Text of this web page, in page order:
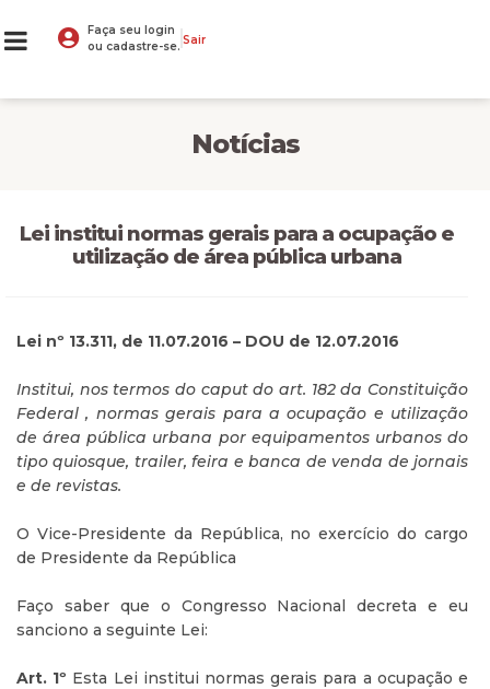
Faça seu login
ou cadastre-se. Sair
Notícias
Lei institui normas gerais para a ocupação e
utilização de área pública urbana
Lei nº 13.311, de 11.07.2016 – DOU de 12.07.2016
Institui, nos termos do caput do art. 182 da Constituição
Federal , normas gerais para a ocupação e utilização
de área pública urbana por equipamentos urbanos do
tipo quiosque, trailer, feira e banca de venda de jornais
e de revistas.
O Vice-Presidente da República, no exercício do cargo
de Presidente da República
Faço saber que o Congresso Nacional decreta e eu
sanciono a seguinte Lei:
Art. 1º Esta Lei institui normas gerais para a ocupação e